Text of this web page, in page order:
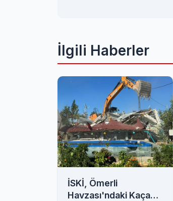
İlgili Haberler
İSKİ, Ömerli
Havzası'ndaki Kaçak